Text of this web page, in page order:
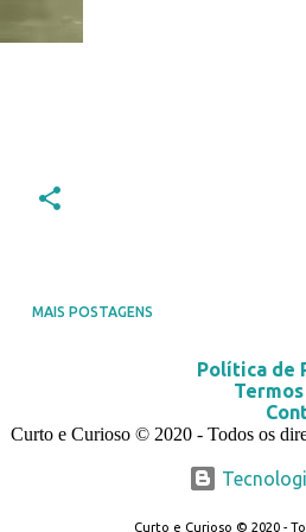
MAIS POSTAGENS
Política de
Curto e Curioso © 2020 - Todos os
Curto e Curioso © 2020 -